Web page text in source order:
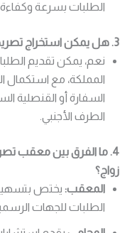
الطلبات بسرعة وكفاءة.
3. هل يمكن استخراج تصريح زواج من الخارج؟
نعم، يمكن تقديم
المملكة، مع استكمال
السفارة أو القنصلية
الطرف الأجنبي.
4. ما الفرق بين معقب
زواج؟
المعقب: يختص بتسهيل
الطلبات للجهات